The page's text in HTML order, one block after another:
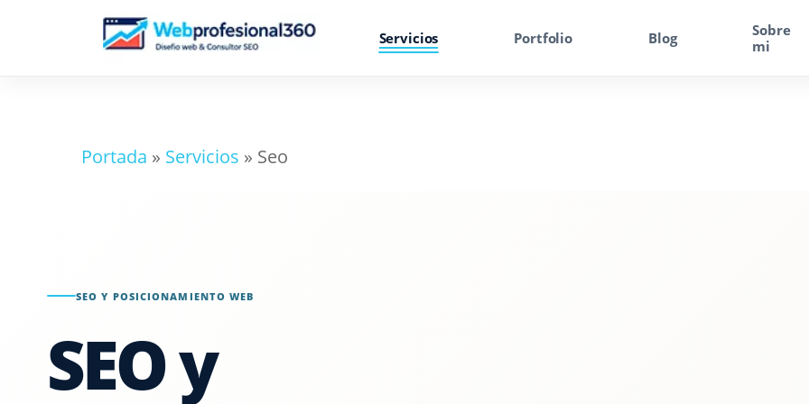
Servicios Portfolio Blog
Sobre
mi
Portada » Servicios » Seo
SEO Y POSICIONAMIENTO WEB
SEO y